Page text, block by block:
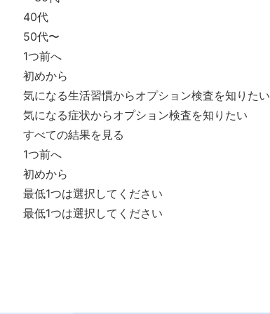
40代
50代〜
1つ前へ
初めから
気になる生活習慣からオプション検査を知りたい
気になる症状からオプション検査を知りたい
すべての結果を見る
1つ前へ
初めから
最低1つは選択してください
最低1つは選択してください